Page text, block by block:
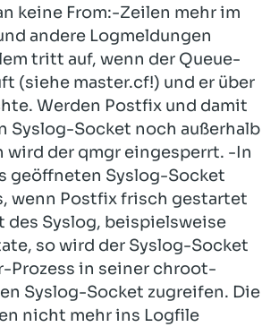
keine From:-Zeilen mehr im
andere Logmeldungen
tritt auf, wenn der Queue-
(siehe master.cf!) und er über
Werden Postfix und damit
Syslog-Socket noch außerhalb
der qmgr eingesperrt. -In
geöffneten Syslog-Socket
wenn Postfix frisch gestartet
des Syslog, beispielsweise
so wird der Syslog-Socket
Prozess in seiner chroot-
Syslog-Socket zugreifen. Die
nicht mehr ins Logfile